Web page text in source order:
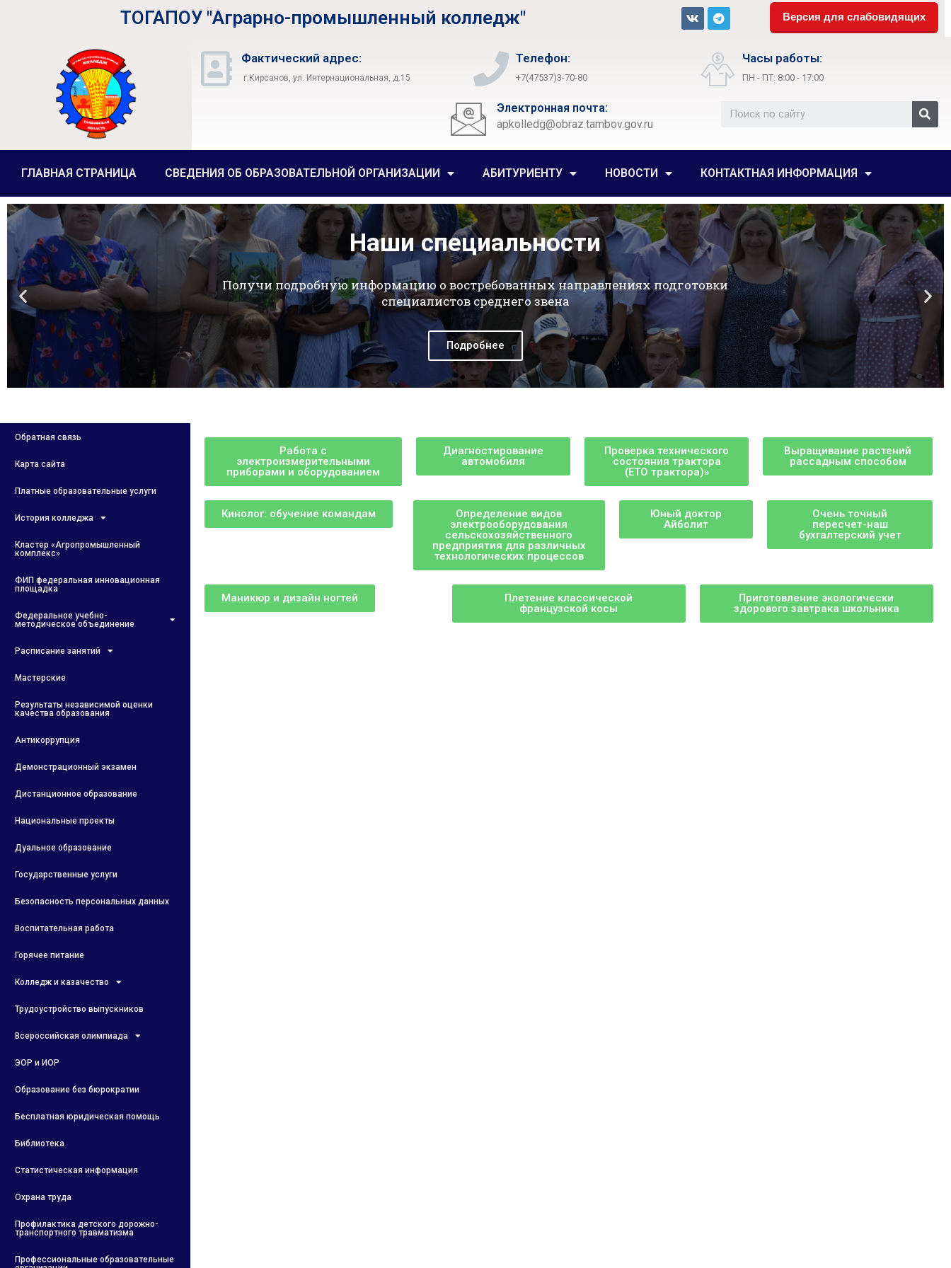
ТОГАПОУ "Аграрно-промышленный колледж" Версия для слабовидящих
Фактический адрес:
г.Кирсанов, ул. Интернациональная, д.15
Телефон:
+7(47537)3-70-80
Часы работы:
ПН - ПТ: 8:00 - 17:00
Электронная почта:
apkolledg@obraz.tambov.gov.ru
ГЛАВНАЯ СТРАНИЦА СВЕДЕНИЯ ОБ ОБРАЗОВАТЕЛЬНОЙ ОРГАНИЗАЦИИ АБИТУРИЕНТУ НОВОСТИ КОНТАКТНАЯ ИНФОРМАЦИЯ
Обратная связь
Карта сайта
Платные образовательные услуги
История колледжа
Кластер «Агропромышленный
комплекс»
ФИП федеральная инновационная
площадка
Федеральное учебно-
методическое объединение
Расписание занятий
Мастерские
Результаты независимой оценки
качества образования
Антикоррупция
Демонстрационный экзамен
Дистанционное образование
Национальные проекты
Дуальное образование
Государственные услуги
Безопасность персональных данных
Воспитательная работа
Горячее питание
Колледж и казачество
Трудоустройство выпускников
Всероссийская олимпиада
ЭОР и ИОР
Образование без бюрократии
Бесплатная юридическая помощь
Библиотека
Статистическая информация
Охрана труда
Профилактика детского дорожно-
транспортного травматизма
Профессиональные образовательные
Работа с
электроизмерительными
приборами и оборудованием
Диагностирование
автомобиля
Проверка технического
состояния трактора
(ЕТО трактора)»
Выращивание растений
рассадным способом
Кинолог: обучение командам
Определение видов
электрооборудования
сельскохозяйственного
предприятия для различных
технологических процессов
Юный доктор
Айболит
Очень точный
пересчет-наш
бухгалтерский учет
Маникюр и дизайн ногтей
Плетение классической
французской косы
Приготовление экологически
здорового завтрака школьника